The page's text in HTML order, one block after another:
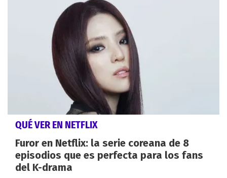
QUÉ VER EN NETFLIX
Furor en Netflix: la serie coreana de 8
episodios que es perfecta para los fans
del K-drama